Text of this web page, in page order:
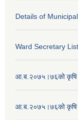
Details of
Ward Secretary List
आ.ब.२०७५।७६को कृषि
आ.ब.२०७५।७६को कृषि